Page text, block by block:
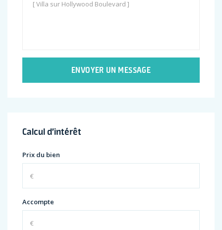
ENVOYER UN MESSAGE
Calcul d’intérêt
Prix du bien
Accompte